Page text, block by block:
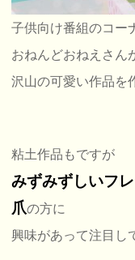
子供向け番組のコー
おねんどおねえさん
沢山の可愛い作品を
粘土作品もですが
みずみずしいフ
爪の方に
興味があって注目し